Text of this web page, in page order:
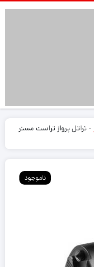
- تراتل پرواز تراست مستر
ناموجود